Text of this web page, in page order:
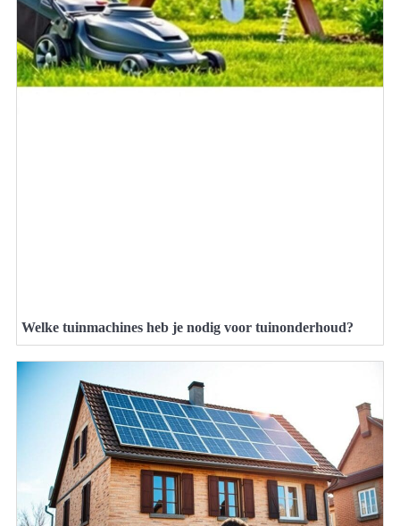
Welke tuinmachines heb je nodig voor tuinonderhoud?